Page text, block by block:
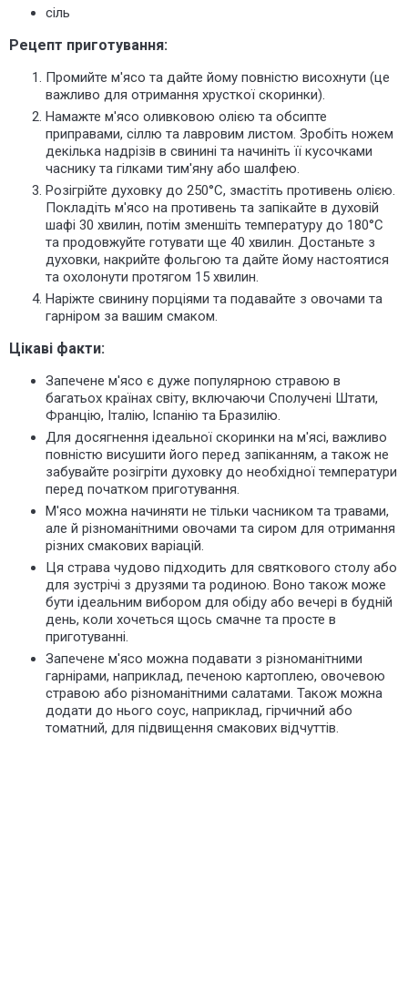
сіль
Рецепт приготування:
Промийте м'ясо та дайте йому повністю висохнути (це
важливо для отримання хрусткої скоринки).
Намажте м'ясо оливковою олією та обсипте
приправами, сіллю та лавровим листом. Зробіть ножем
декілька надрізів в свинині та начиніть її кусочками
часнику та гілками тим'яну або шалфею.
Розігрійте духовку до 250°C, змастіть противень олією.
Покладіть м'ясо на противень та запікайте в духовій
шафі 30 хвилин, потім зменшіть температуру до 180°C
та продовжуйте готувати ще 40 хвилин. Достаньте з
духовки, накрийте фольгою та дайте йому настоятися
та охолонути протягом 15 хвилин.
Наріжте свинину порціями та подавайте з овочами та
гарніром за вашим смаком.
Цікаві факти:
Запечене м'ясо є дуже популярною стравою в
багатьох країнах світу, включаючи Сполучені Штати,
Францію, Італію, Іспанію та Бразилію.
Для досягнення ідеальної скоринки на м'ясі, важливо
повністю висушити його перед запіканням, а також не
забувайте розігріти духовку до необхідної температури
перед початком приготування.
М'ясо можна начиняти не тільки часником та травами,
але й різноманітними овочами та сиром для отримання
різних смакових варіацій.
Ця страва чудово підходить для святкового столу або
для зустрічі з друзями та родиною. Воно також може
бути ідеальним вибором для обіду або вечері в будній
день, коли хочеться щось смачне та просте в
приготуванні.
Запечене м'ясо можна подавати з різноманітними
гарнірами, наприклад, печеною картоплею, овочевою
стравою або різноманітними салатами. Також можна
додати до нього соус, наприклад, гірчичний або
томатний, для підвищення смакових відчуттів.